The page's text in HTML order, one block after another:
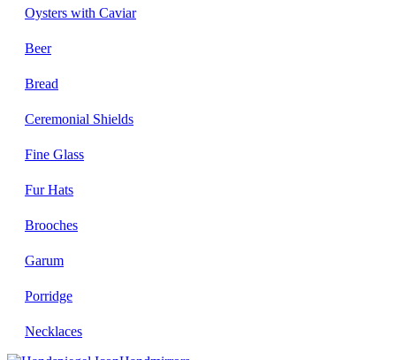
Oysters with Caviar
Beer
Bread
Ceremonial Shields
Fine Glass
Fur Hats
Brooches
Garum
Porridge
Necklaces